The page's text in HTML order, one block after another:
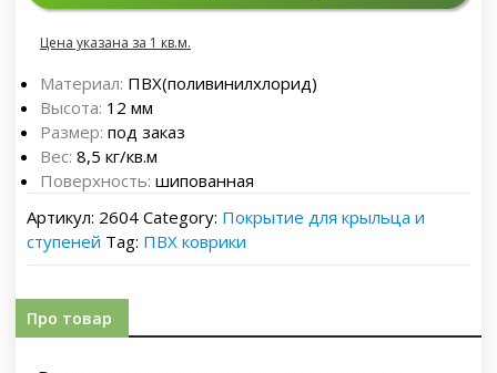
Цена указана за 1 кв.м.
Материал: ПВХ(поливинилхлорид)
Высота: 12 мм
Размер: под заказ
Вес: 8,5 кг/кв.м
Поверхность: шипованная
Артикул: 2604 Category: Покрытие для крыльца и
ступеней Tag: ПВХ коврики
Про товар